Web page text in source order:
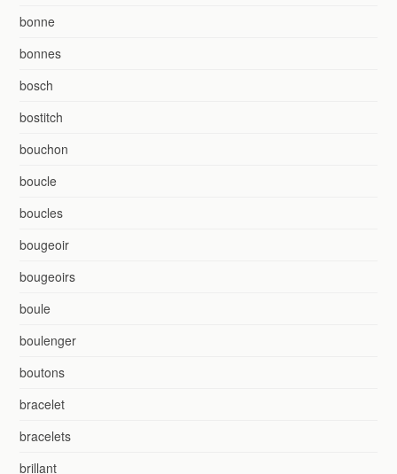
bonne
bonnes
bosch
bostitch
bouchon
boucle
boucles
bougeoir
bougeoirs
boule
boulenger
boutons
bracelet
bracelets
brillant